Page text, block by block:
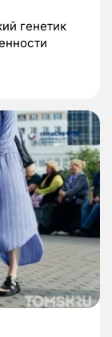
генетик